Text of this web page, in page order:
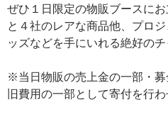
ぜひ１日限定の物販ブースに
と４社のレアな商品他、プロ
ッズなどを手にいれる絶好のチ
※当日物販の売上金の一部・
旧費用の一部として寄付を行わ